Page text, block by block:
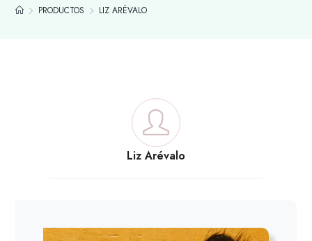
PRODUCTOS LIZ ARÉVALO
Liz Arévalo